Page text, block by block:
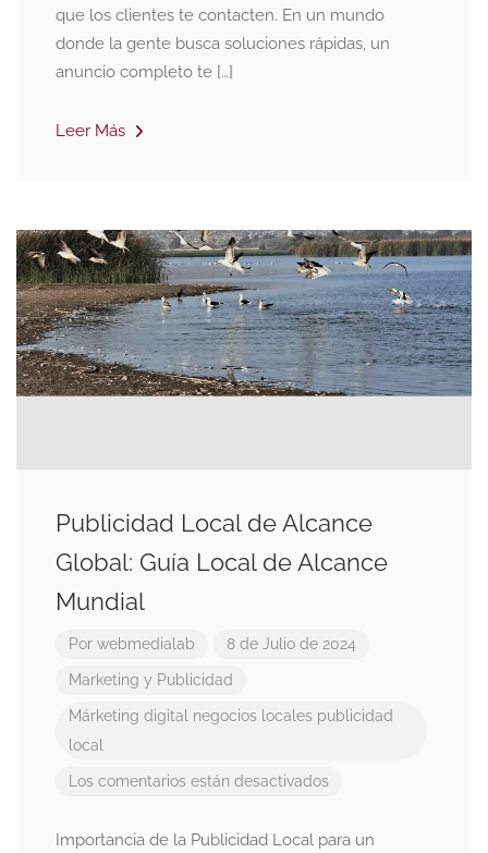
que los clientes te contacten. En un mundo
donde la gente busca soluciones rápidas, un
anuncio completo te […]
Leer Más
Publicidad Local de Alcance
Global: Guía Local de Alcance
Mundial
Por webmedialab 8 de Julio de 2024
Marketing y Publicidad
Márketing digital negocios locales publicidad
local
Los comentarios están desactivados
Importancia de la Publicidad Local para un